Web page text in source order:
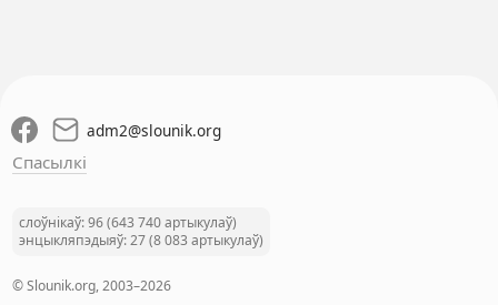
adm2@slounik.org
Спасылкі
слоўнікаў: 96 (643 740 артыкулаў)
энцыкляпэдыяў: 27 (8 083 артыкулаў)
© Slounik.org, 2003–2026